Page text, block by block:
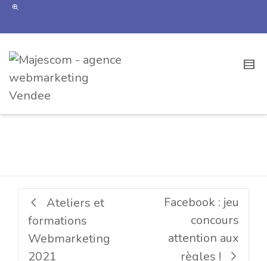
Ateliers et
formations
Webmarketing
2021
Facebook : jeu
concours
attention aux
règles !